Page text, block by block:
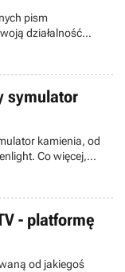
pism
działalność
jego dawnych
ukaże się w
także
symulator
kamienia, od
Co więcej,
plasuje się już na
i większych
w pełni darmowa!
- platformę
od jakiegoś